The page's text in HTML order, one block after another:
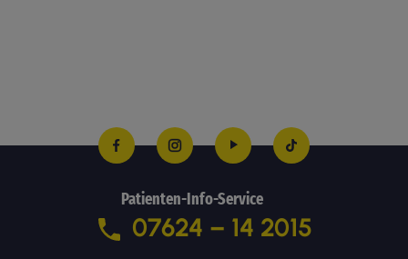
Patienten-Info-Service
07624 – 14 2015